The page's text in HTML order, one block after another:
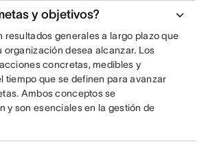
y objetivos?
resultados generales a largo plazo que
organización desea alcanzar. Los
concretas, medibles y
tiempo que se definen para avanzar
Ambos conceptos se
y son esenciales en la gestión de